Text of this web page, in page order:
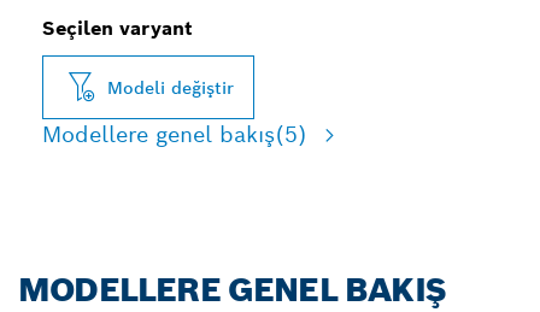
Seçilen varyant
Modeli değiştir
Modellere genel bakış(5)
MODELLERE GENEL BAKIŞ